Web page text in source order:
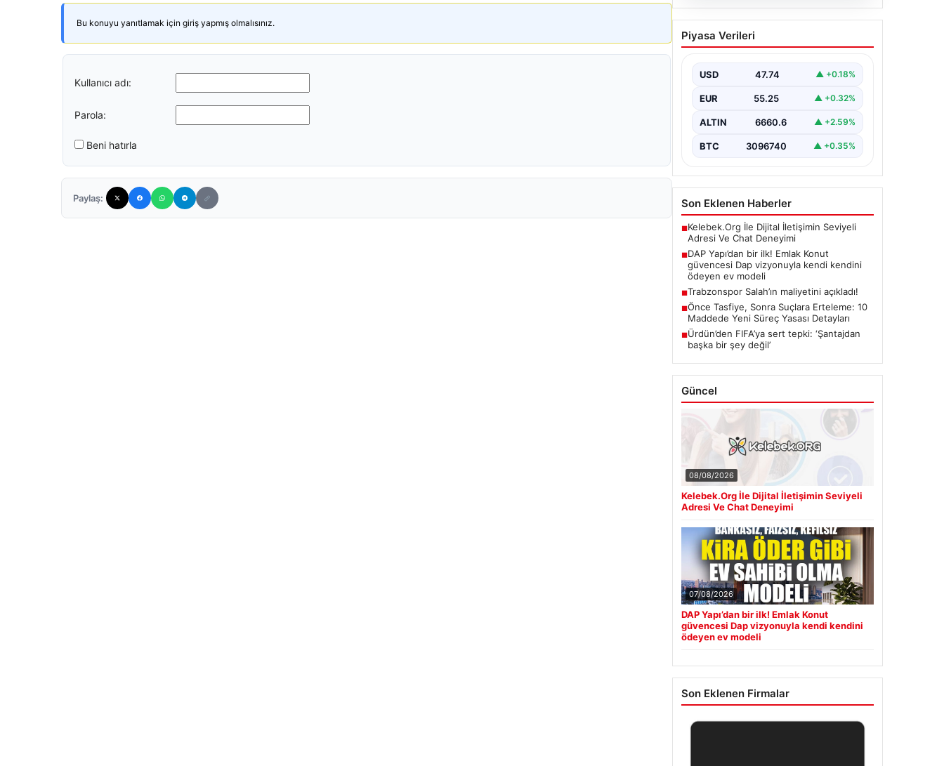
Bu konuyu yanıtlamak için giriş yapmış olmalısınız.
Kullanıcı adı:
Parola:
Beni hatırla
Paylaş:
DAP Yapı’dan bir ilk! Emlak
Konut güvencesi Dap
ödeyen ev modeli
Piyasa Verileri
USD 47.74 ▲ +0.18%
EUR 55.25 ▲ +0.32%
ALTIN 6660.6 ▲ +2.59%
BTC 3096740 ▲ +0.35%
Son Eklenen Haberler
■Kelebek.Org İle Dijital İletişimin Seviyeli
Adresi Ve Chat Deneyimi
■DAP Yapı’dan bir ilk! Emlak Konut
güvencesi Dap vizyonuyla kendi kendini
ödeyen ev modeli
■Trabzonspor Salah’ın maliyetini açıkladı!
■Önce Tasfiye, Sonra Suçlara Erteleme: 10
Maddede Yeni Süreç Yasası Detayları
■Ürdün’den FIFA’ya sert tepki: ‘Şantajdan
başka bir şey değil’
Güncel
08/08/2026
Kelebek.Org İle Dijital İletişimin Seviyeli
Adresi Ve Chat Deneyimi
07/08/2026
DAP Yapı’dan bir ilk! Emlak Konut
güvencesi Dap vizyonuyla kendi kendini
ödeyen ev modeli
Son Eklenen Firmalar